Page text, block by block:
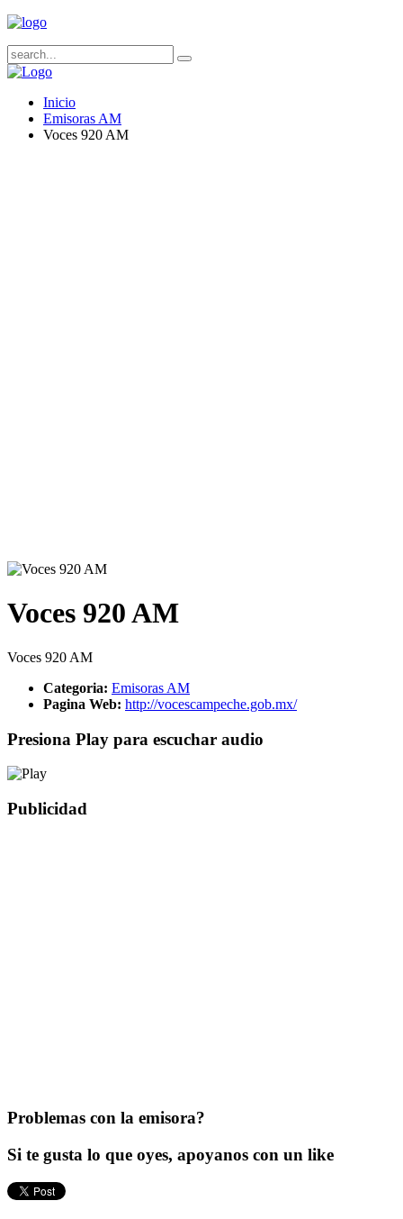
Inicio
Emisoras AM
Voces 920 AM
Voces 920 AM
Voces 920 AM
Categoria: Emisoras AM
Pagina Web: http://vocescampeche.gob.mx/
Presiona Play para escuchar audio
Publicidad
Problemas con la emisora?
Si te gusta lo que oyes, apoyanos con un like